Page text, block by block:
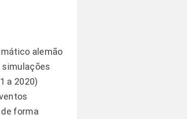
alemão
simulações
a 2020)
forma